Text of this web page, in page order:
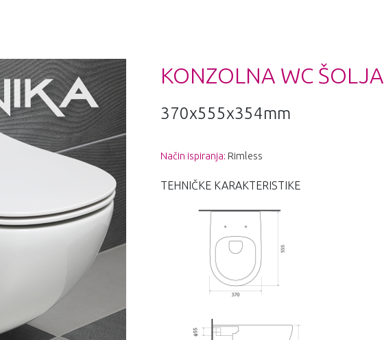
KONZOLNA WC ŠOLJA
370x555x354mm
Način ispiranja: Rimless
TEHNIČKE KARAKTERISTIKE